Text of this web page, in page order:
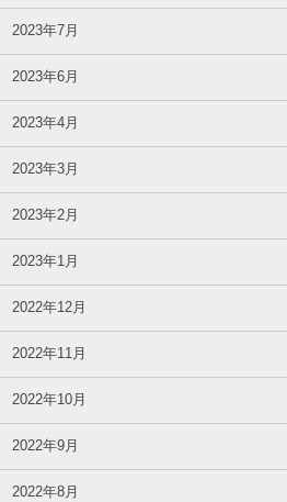
2023年7月
2023年6月
2023年4月
2023年3月
2023年2月
2023年1月
2022年12月
2022年11月
2022年10月
2022年9月
2022年8月